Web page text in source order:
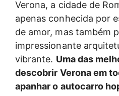
Verona, a cidade de
apenas conhecida por
de amor, mas também
impressionante
vibrante. Uma das
descobrir Verona em
apanhar o autocarro